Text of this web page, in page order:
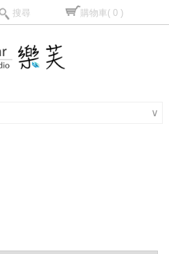
搜尋 購物車( 0 )
∨